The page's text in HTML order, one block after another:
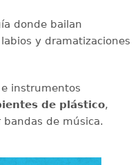
donde bailan
y dramatizaciones
instrumentos
de plástico,
bandas de música.